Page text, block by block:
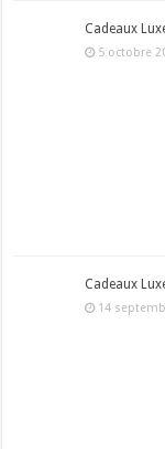
Cadeaux
5 octobre
Cadeaux
14